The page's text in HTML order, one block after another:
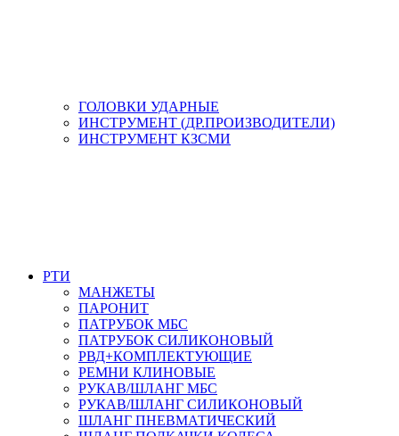
ГОЛОВКИ УДАРНЫЕ
ИНСТРУМЕНТ (ДР.ПРОИЗВОДИТЕЛИ)
ИНСТРУМЕНТ КЗСМИ
РТИ
МАНЖЕТЫ
ПАРОНИТ
ПАТРУБОК МБС
ПАТРУБОК СИЛИКОНОВЫЙ
РВД+КОМПЛЕКТУЮЩИЕ
РЕМНИ КЛИНОВЫЕ
РУКАВ/ШЛАНГ МБС
РУКАВ/ШЛАНГ СИЛИКОНОВЫЙ
ШЛАНГ ПНЕВМАТИЧЕСКИЙ